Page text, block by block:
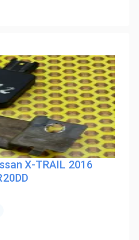
X-TRAIL 2016